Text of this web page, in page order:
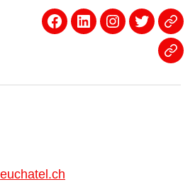
Facebook
LinkedinInstagram
Twitter